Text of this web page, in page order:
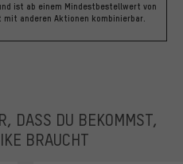
ist ab einem Mindestbestellwert von
anderen Aktionen kombinierbar.
DASS DU BEKOMMST,
BRAUCHT